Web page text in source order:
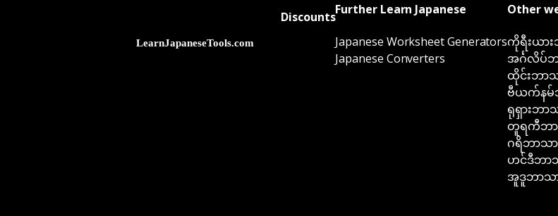
DiscountsFurther Learn Japanese
Japanese Worksheet Generators
Japanese Converters
Other
ကိုရီးယား
အင်္ဂလိပ်
ထိုင်းဘာသ
ဗီယက်နမ်
ရုရှားဘာ
တူရကီဘာ
ဂရိဘာသာ
ဟင်ဒီဘာ
အူဒူဘာသ